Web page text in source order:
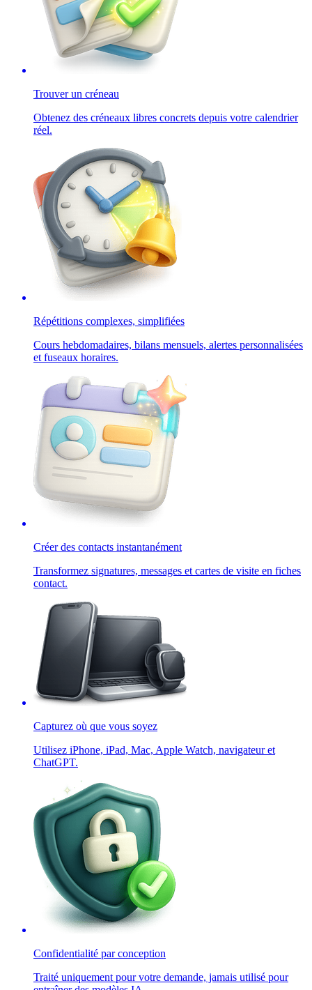
Trouver un créneau
Obtenez des créneaux libres concrets depuis votre calendrier
réel.
Répétitions complexes, simplifiées
Cours hebdomadaires, bilans mensuels, alertes personnalisées
et fuseaux horaires.
Créer des contacts instantanément
Transformez signatures, messages et cartes de visite en fiches
contact.
Capturez où que vous soyez
Utilisez iPhone, iPad, Mac, Apple Watch, navigateur et
ChatGPT.
Confidentialité par conception
Traité uniquement pour votre demande, jamais utilisé pour